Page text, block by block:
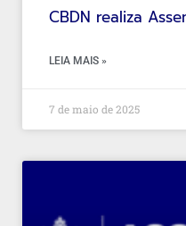
CBDN realiza
LEIA MAIS »
7 de maio de 2025